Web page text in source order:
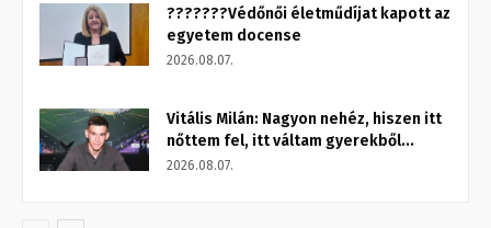
???????Védőnői életműdíjat kapott az
egyetem docense
2026.08.07.
Vitális Milán: Nagyon nehéz, hiszen itt
nőttem fel, itt váltam gyerekből...
2026.08.07.